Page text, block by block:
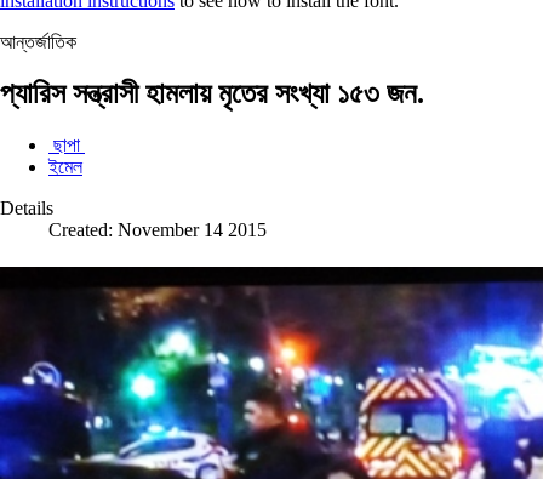
আন্তর্জাতিক
প্যারিস সন্ত্রাসী হামলায় মৃতের সংখ্যা ১৫৩ জন.
ছাপা
ইমেল
Details
Created: November 14 2015